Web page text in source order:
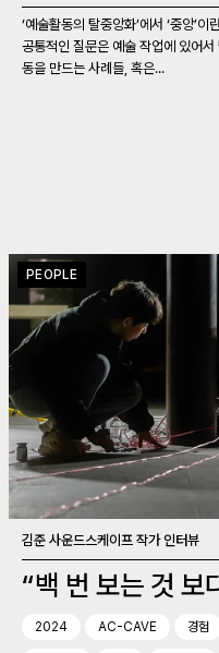
‘예술활동의 탈중앙화’에서 ‘중앙’
공통적인 질문은 예술 작업에 있어
동을 만드는 사례들, 혹은...
PEOPLE
김준 사운드스케이프 작가 인터뷰
“백 번 보는 것 보
2024 AC-CAVE 경험